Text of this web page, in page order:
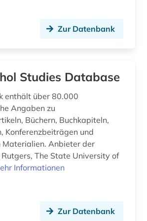
lernplattform (1)
materialwissenschaft (1)
mathematik (2)
Zur Datenbank
Studies Database
enthält über 80.000
Angaben zu
Büchern, Buchkapiteln,
Konferenzbeiträgen und
Materialien. Anbieter der
The State University of
Informationen
Zur Datenbank